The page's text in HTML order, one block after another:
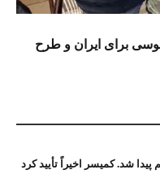
برای ایران و طرح
ساله، سالم پیدا شد. کمیسر اخیراً تأیید کرد